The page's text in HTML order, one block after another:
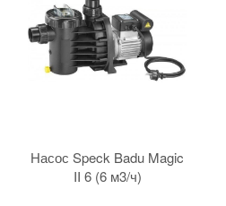
Насос Speck Badu Magic
II 6 (6 м3/ч)